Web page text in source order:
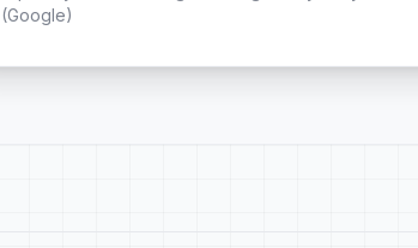
(Google)